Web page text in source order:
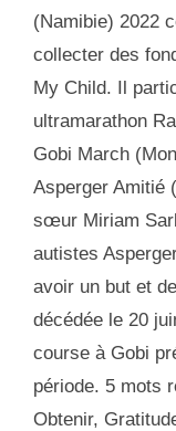
(Namibie) 2022
collecter des
My Child. Il
ultramarathon
Gobi March
Asperger Amitié
sœur Miriam
autistes
avoir un but et
décédée le 20
course à Gobi
période. 5 mots
Obtenir,